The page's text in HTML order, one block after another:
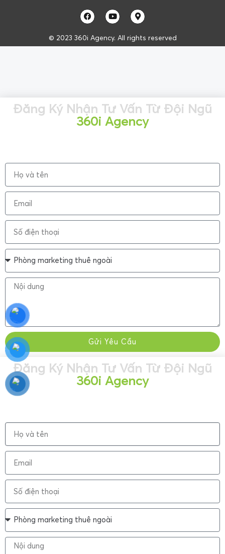
© 2023 360i Agency. All rights reserved
Đăng Ký Nhận Tư Vấn Từ Đội Ngũ
360i Agency
Gửi Yêu Cầu
Đăng Ký Nhận Tư Vấn Từ Đội Ngũ
360i Agency